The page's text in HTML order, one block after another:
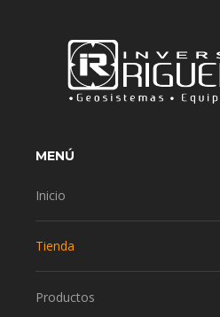
MENÚ
Inicio
Tienda
Productos